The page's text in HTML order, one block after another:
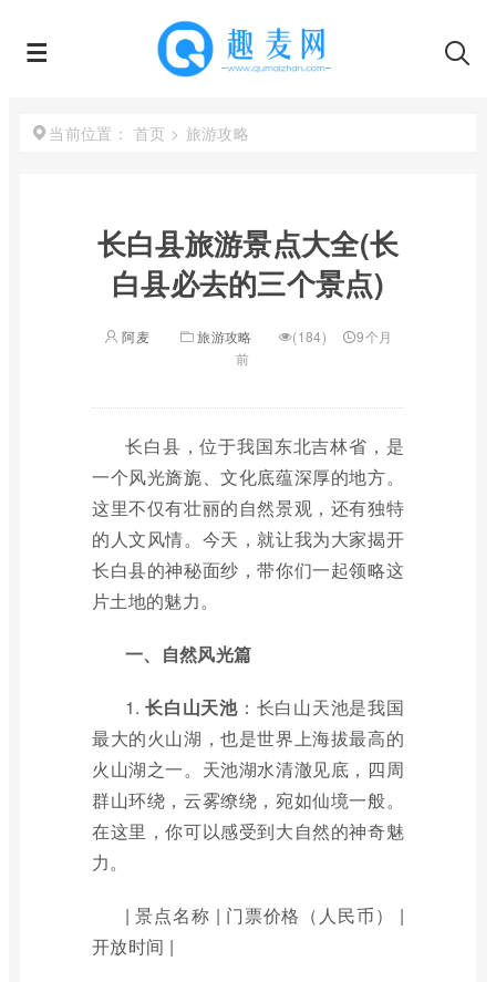
当前位置： 首页 > 旅游攻略
长白县旅游景点大全(长
白县必去的三个景点)
阿麦 旅游攻略 (184)
9个月
前
长白县，位于我国东北吉林省，是
一个风光旖旎、文化底蕴深厚的地方。
这里不仅有壮丽的自然景观，还有独特
的人文风情。今天，就让我为大家揭开
长白县的神秘面纱，带你们一起领略这
片土地的魅力。
一、自然风光篇
1.长白山天池：长白山天池是我国
最大的火山湖，也是世界上海拔最高的
火山湖之一。天池湖水清澈见底，四周
群山环绕，云雾缭绕，宛如仙境一般。
在这里，你可以感受到大自然的神奇魅
力。
| 景点名称 | 门票价格（人民币） |
开放时间 |